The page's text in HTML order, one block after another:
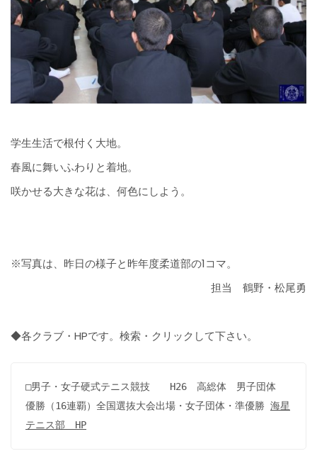
学生生活で根付く大地。
春風に舞いふわりと着地。
咲かせる大きな花は、何色にしよう。
※写真は、昨日の様子と昨年度柔道部の1コマ。
担当 鶴野・松尾勇
◆各クラブ・HPです。検索・クリックして下さい。
□男子・女子硬式テニス競技　　H26　高総体　男子団体
優勝（16連覇）全国選抜大会出場・女子団体・準優勝 海星
テニス部　HP